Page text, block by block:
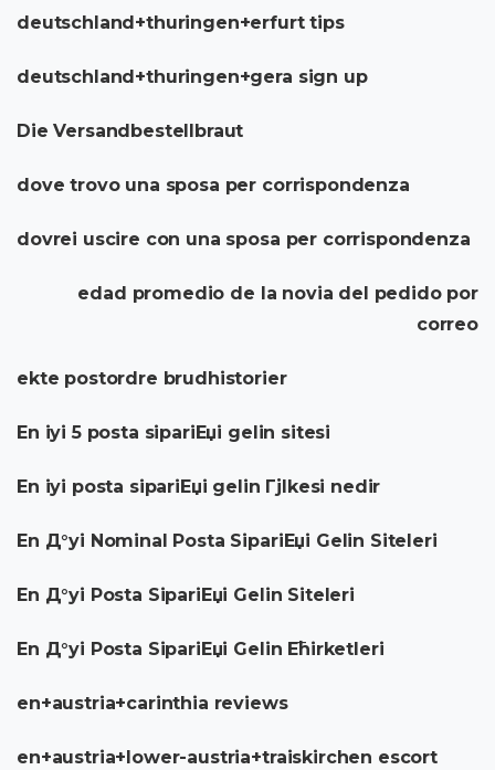
deutschland+thuringen+erfurt tips
deutschland+thuringen+gera sign up
Die Versandbestellbraut
dove trovo una sposa per corrispondenza
dovrei uscire con una sposa per corrispondenza
edad promedio de la novia del pedido por
correo
ekte postordre brudhistorier
En iyi 5 posta sipariЕџi gelin sitesi
En iyi posta sipariЕџi gelin Гјlkesi nedir
En Д°yi Nominal Posta SipariЕџi Gelin Siteleri
En Д°yi Posta SipariЕџi Gelin Siteleri
En Д°yi Posta SipariЕџi Gelin Ећirketleri
en+austria+carinthia reviews
en+austria+lower-austria+traiskirchen escort